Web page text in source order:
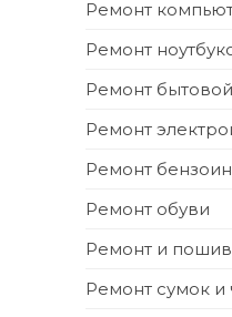
Ремонт
Ремонт
Ремонт
Ремонт
Ремонт
Ремонт обуви
Ремонт и
Ремонт сумок